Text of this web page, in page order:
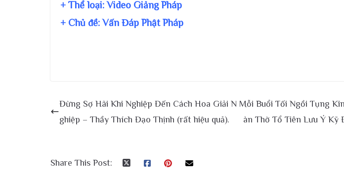
+ Thể loại: Video Giảng Pháp
+ Chủ đề:Vấn Đáp Phật Pháp
Đừng Sợ Hãi Khi Nghiệp Đến Cách Hoa Giải N
ghiệp – Thầy Thích Đạo Thịnh (rất hiệu quả).
Mỗi Buổi Tối Ngồi Tụng
àn Thờ Tổ Tiên Lưu Ý Kỹ
Share This Post: